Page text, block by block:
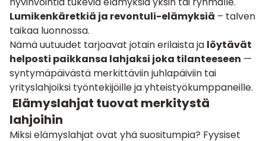
Lumikenkäretkiä ja revontuli-elämyksiä – talven
taikaa luonnossa.
Nämä uutuudet tarjoavat jotain erilaista ja löytävät
helposti paikkansa lahjaksi joka tilanteeseen —
syntymäpäivästä merkittäviin juhlapäiviin tai
yrityslahjoiksi työntekijöille ja yhteistyökumppaneille.
Elämyslahjat tuovat merkitystä
lahjoihin
Miksi elämyslahjat ovat yhä suositumpia? Fyysiset